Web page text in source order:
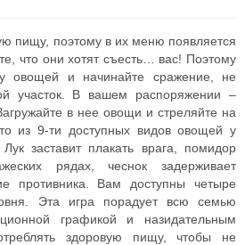
пищу, поэтому в их меню появляется
что они хотят съесть… вас! Поэтому
овощей и начинайте сражение, не
участок. В вашем распоряжении –
в нее овощи и стреляйте на
из 9-ти доступных видов овощей у
заставит плакать врага, помидор
рядах, чеснок задерживает
противника. Вам доступны четыре
Эта игра порадует всю семью
графикой и назидательным
здоровую пищу, чтобы не